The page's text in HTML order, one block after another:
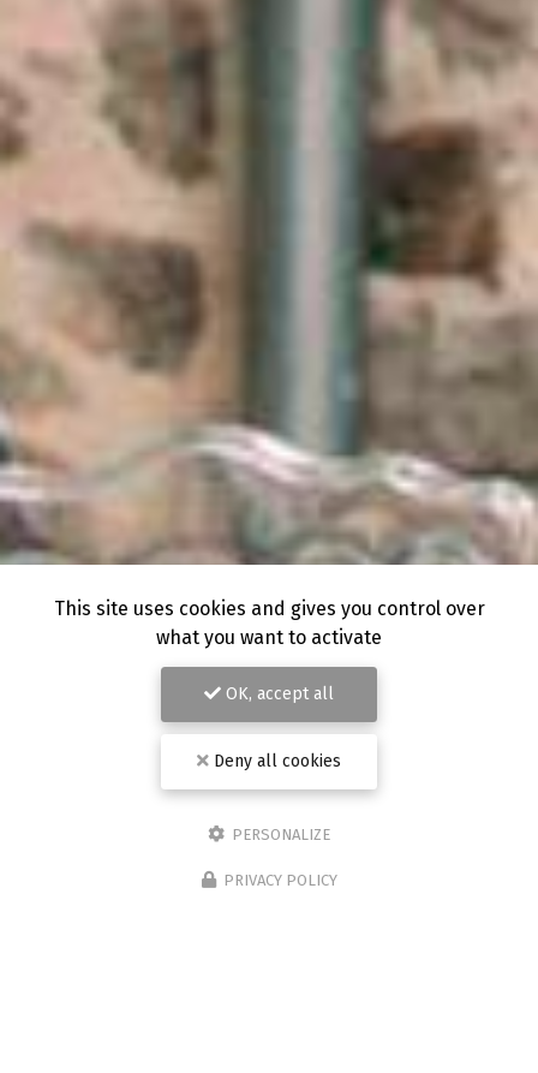
This site uses cookies and gives you control over
what you want to activate
OK, accept all
Deny all cookies
PERSONALIZE
PRIVACY POLICY